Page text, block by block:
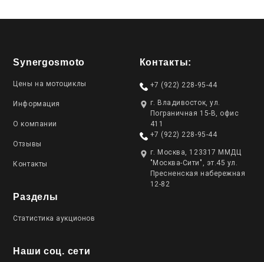
Synergosmoto
Цены на мотоциклы
Информация
О компании
Отзывы
Контакты
Разделы
Статистика аукционов
Наши соц. сети
Контакты:
+7 (922) 228-95-44
г. Владивосток, ул.
Пограничная 15-В, офис
411
+7 (922) 228-95-44
г. Москва, 123317 ММДЦ
"Москва-Сити", эт.45 ул.
Пресненская набережная
12-82